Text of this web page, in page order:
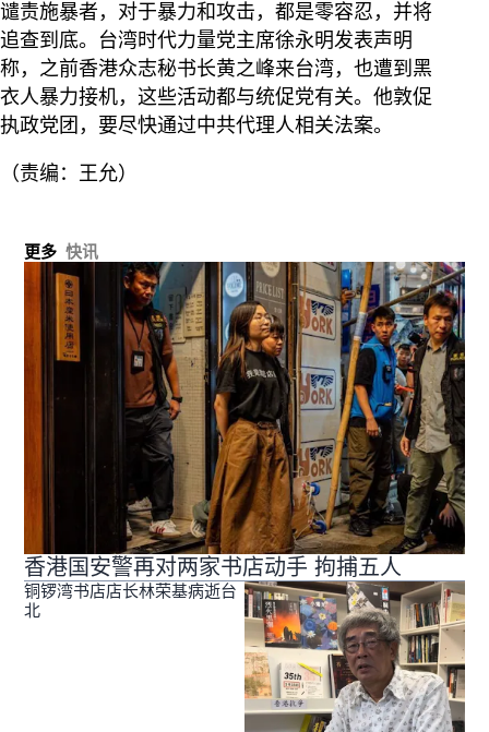
谴责施暴者，对于暴力和攻击，都是零容忍，并将
追查到底。台湾时代力量党主席徐永明发表声明
称，之前香港众志秘书长黄之峰来台湾，也遭到黑
衣人暴力接机，这些活动都与统促党有关。他敦促
执政党团，要尽快通过中共代理人相关法案。
（责编：王允）
更多 快讯
香港国安警再对两家书店动手 拘捕五人
铜锣湾书店店长林荣基病逝台
北